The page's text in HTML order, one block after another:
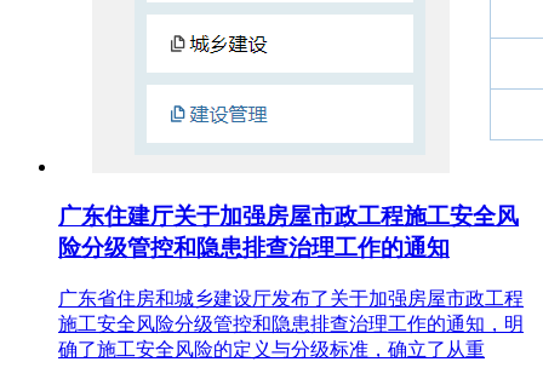
广东住建厅关于加强房屋市政工程施工安全风
险分级管控和隐患排查治理工作的通知
广东省住房和城乡建设厅发布了关于加强房屋市政工程
施工安全风险分级管控和隐患排查治理工作的通知，明
确了施工安全风险的定义与分级标准，确立了从重